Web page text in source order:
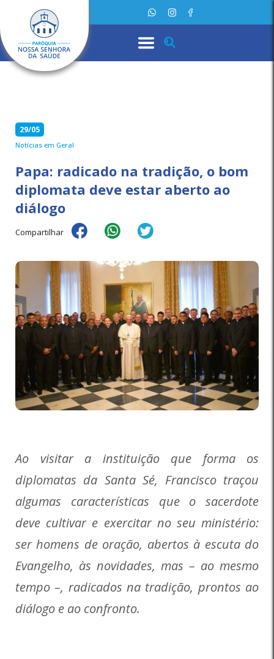
29/05
Notícias em Geral
Papa: radicado na tradição, o bom
diplomata deve estar aberto ao
diálogo
Compartilhar
Ao visitar a instituição que forma os
diplomatas da Santa Sé, Francisco traçou
algumas características que o sacerdote
deve cultivar e exercitar no seu ministério:
ser homens de oração, abertos à escuta do
Evangelho, às novidades, mas – ao mesmo
tempo –, radicados na tradição, prontos ao
diálogo e ao confronto.